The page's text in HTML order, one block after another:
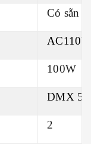
Có sẵn
100W
DMX
2